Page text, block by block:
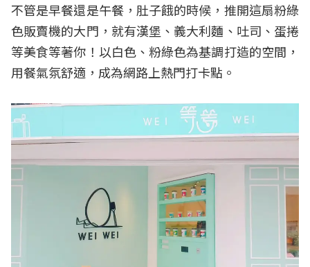
不管是早餐還是午餐，肚子餓的時候，推開這扇粉綠
色販賣機的大門，就有漢堡、義大利麵、吐司、蛋捲
等美食等著你！以白色、粉綠色為基調打造的空間，
用餐氣氛舒適，成為網路上熱門打卡點。